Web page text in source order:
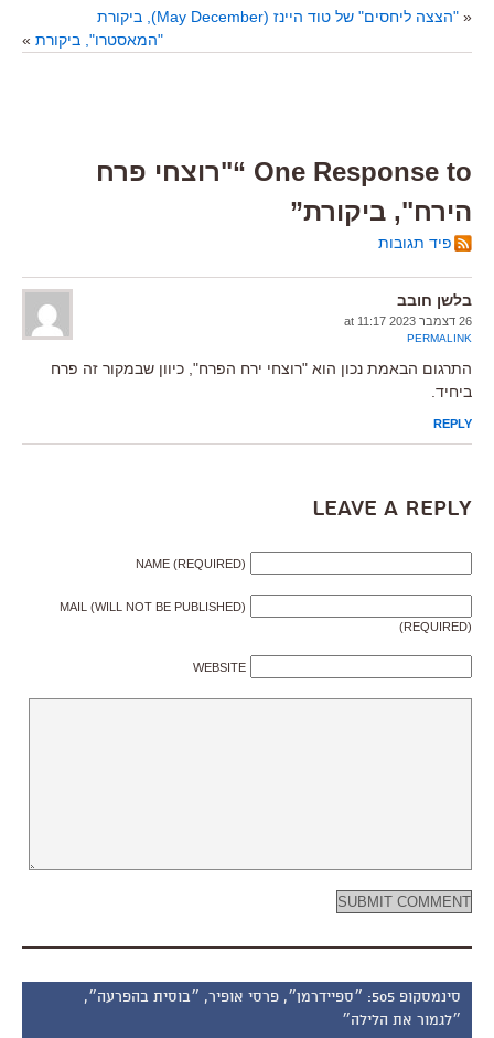
« "הצצה ליחסים" של טוד היינז (May December), ביקורת
"המאסטרו", ביקורת »
One Response to “"רוצחי פרח
הירח", ביקורת”
פיד תגובות
בלשן חובב
26 דצמבר 2023 at 11:17
PERMALINK
התרגום הבאמת נכון הוא "רוצחי ירח הפרח", כיוון שבמקור זה פרח
ביחיד.
REPLY
Leave a Reply
NAME (REQUIRED)
MAIL (WILL NOT BE PUBLISHED)
(REQUIRED)
WEBSITE
סינמסקופ 505: ״ספיידרמן״, פרסי אופיר, ״בוסית בהפרעה״,
״לגמור את הלילה״